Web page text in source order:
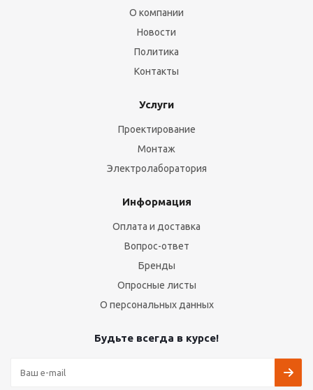
О компании
Новости
Политика
Контакты
Услуги
Проектирование
Монтаж
Электролаборатория
Информация
Оплата и доставка
Вопрос-ответ
Бренды
Опросные листы
О персональных данных
Будьте всегда в курсе!